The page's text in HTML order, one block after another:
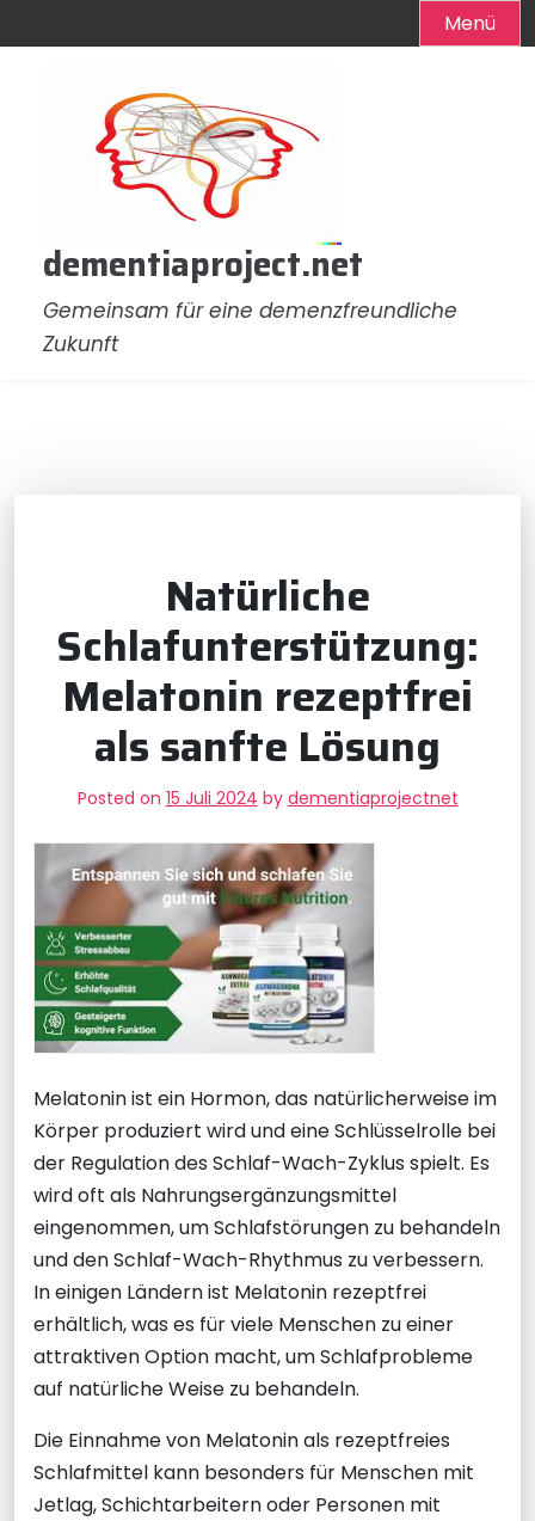
Menü
dementiaproject.net
Gemeinsam für eine demenzfreundliche
Zukunft
Natürliche
Schlafunterstützung:
Melatonin rezeptfrei
als sanfte Lösung
Posted on 15 Juli 2024 by dementiaprojectnet
Melatonin ist ein Hormon, das natürlicherweise im
Körper produziert wird und eine Schlüsselrolle bei
der Regulation des Schlaf-Wach-Zyklus spielt. Es
wird oft als Nahrungsergänzungsmittel
eingenommen, um Schlafstörungen zu behandeln
und den Schlaf-Wach-Rhythmus zu verbessern.
In einigen Ländern ist Melatonin rezeptfrei
erhältlich, was es für viele Menschen zu einer
attraktiven Option macht, um Schlafprobleme
auf natürliche Weise zu behandeln.
Die Einnahme von Melatonin als rezeptfreies
Schlafmittel kann besonders für Menschen mit
Jetlag, Schichtarbeitern oder Personen mit